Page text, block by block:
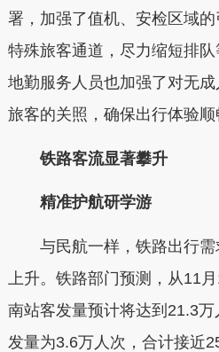
署，加强了值机、安检区域
特殊旅客通道，尽力缩短排
地勤服务人员也加强了对无
旅客的关照，确保出行体验顺
铁路客流显著攀升
精准护航研学游
与民航一样，铁路出行需
上升。铁路部门预测，从11
南站客发量预计将达到21.3
发量为3.6万人次，合计接近